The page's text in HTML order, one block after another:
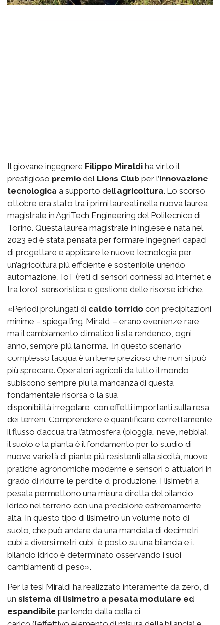
Il giovane ingegnere Filippo Miraldi ha vinto il
prestigioso premio del Lions Club per l’innovazione
tecnologica a supporto dell’agricoltura. Lo scorso
ottobre era stato tra i primi laureati nella nuova laurea
magistrale in AgriTech Engineering del Politecnico di
Torino. Questa laurea magistrale in inglese è nata nel
2023 ed è stata pensata per formare ingegneri capaci
di progettare e applicare le nuove tecnologia per
un’agricoltura più efficiente e sostenibile unendo
automazione, IoT (reti di sensori connessi ad internet e
tra loro), sensoristica e gestione delle risorse idriche.
«Periodi prolungati di caldo torrido con precipitazioni
minime – spiega l’ing. Miraldi – erano evenienze rare
ma il cambiamento climatico li sta rendendo, ogni
anno, sempre più la norma. In questo scenario
complesso l’acqua è un bene prezioso che non si può
più sprecare. Operatori agricoli da tutto il mondo
subiscono sempre più la mancanza di questa
fondamentale risorsa o la sua
disponibilità irregolare, con effetti importanti sulla resa
dei terreni. Comprendere e quantificare correttamente
il flusso d’acqua tra l’atmosfera (pioggia, neve, nebbia),
il suolo e la pianta è il fondamento per lo studio di
nuove varietà di piante più resistenti alla siccità, nuove
pratiche agronomiche moderne e sensori o attuatori in
grado di ridurre le perdite di produzione. I lisimetri a
pesata permettono una misura diretta del bilancio
idrico nel terreno con una precisione estremamente
alta. In questo tipo di lisimetro un volume noto di
suolo, che può andare da una manciata di decimetri
cubi a diversi metri cubi, è posto su una bilancia e il
bilancio idrico è determinato osservando i suoi
cambiamenti di peso».
Per la tesi Miraldi ha realizzato interamente da zero, di
un sistema di lisimetro a pesata modulare ed
espandibile partendo dalla cella di